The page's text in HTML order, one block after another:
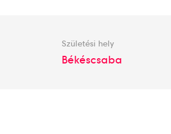
Születési hely
Békéscsaba